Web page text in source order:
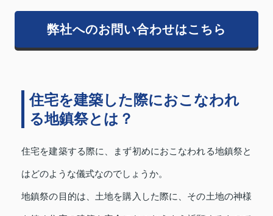
弊社へのお問い合わせはこちら
住宅を建築した際におこなわれ
る地鎮祭とは？
住宅を建築する際に、まず初めにおこなわれる地鎮祭と
はどのような儀式なのでしょうか。
地鎮祭の目的は、土地を購入した際に、その土地の神様